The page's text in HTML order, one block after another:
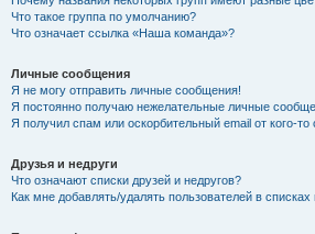
Что такое группа по умолчанию?
Что означает ссылка «Наша команда»?
Личные сообщения
Я не могу отправить личные сообщения!
Я постоянно получаю нежелательные личные
Я получил спам или оскорбительный email от кого-то
Друзья и недруги
Что означают списки друзей и недругов?
Как мне добавлять/удалять пользователей в